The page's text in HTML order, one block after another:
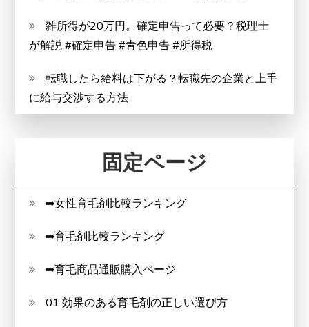
雑所得が20万円。確定申告って必要？税理士
が解説 #確定申告 #青色申告 #所得税
転職したら給料は下がる？転職先の企業と上手
に給与交渉する方法
固定ページ
➡女性育毛剤比較ランキング
➡育毛剤比較ランキング
➡育毛商品通販購入ページ
01 効果のある育毛剤の正しい選び方